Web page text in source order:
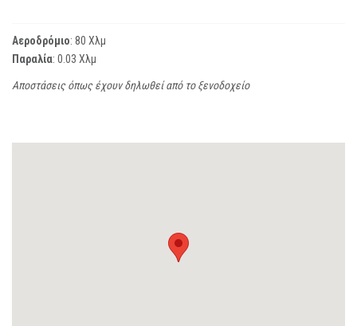
Αεροδρόμιο: 80 Χλμ
Παραλία: 0.03 Χλμ
Αποστάσεις όπως έχουν δηλωθεί από το ξενοδοχείο